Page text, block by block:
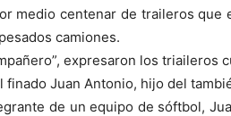
medio centenar de traileros
camiones.
expresaron los triaileros
finado Juan Antonio, hijo del
de un equipo de sóftbol,